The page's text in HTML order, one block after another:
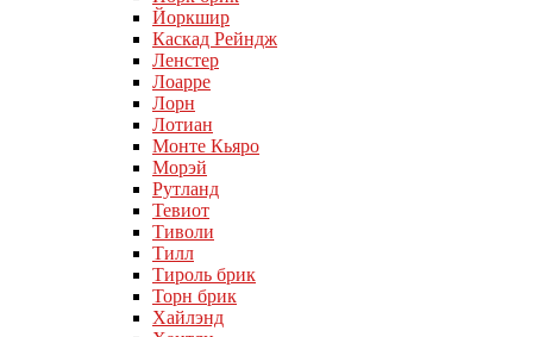
Йоркшир
Каскад Рейндж
Ленстер
Лоарре
Лорн
Лотиан
Монте Кьяро
Морэй
Рутланд
Тевиот
Тиволи
Тилл
Тироль брик
Торн брик
Хайлэнд